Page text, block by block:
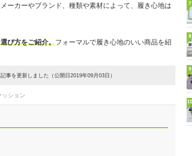
ーカーやブランド、種類や素材によって、履き心地は
び方をご紹介。フォーマルで履き心地のいい商品を紹
事を更新しました（公開日2019年09月03日）
ッション
7
8
9